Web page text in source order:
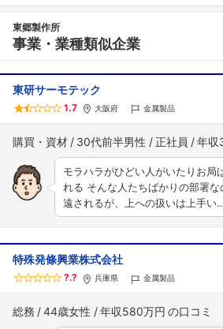
東郷製作所
事業・業種類似企業
東研サーモテック
1.7 大阪府 金属製品
購買・資材 30代前半男性 正社員 年収
モラハラがひどい人がいたりお局
れる そんな人たちばかりの部署
遠されるが、上への扱いは上手い
特殊発條興業株式会社
?.? 兵庫県 金属製品
総務 44歳女性 年収580万円